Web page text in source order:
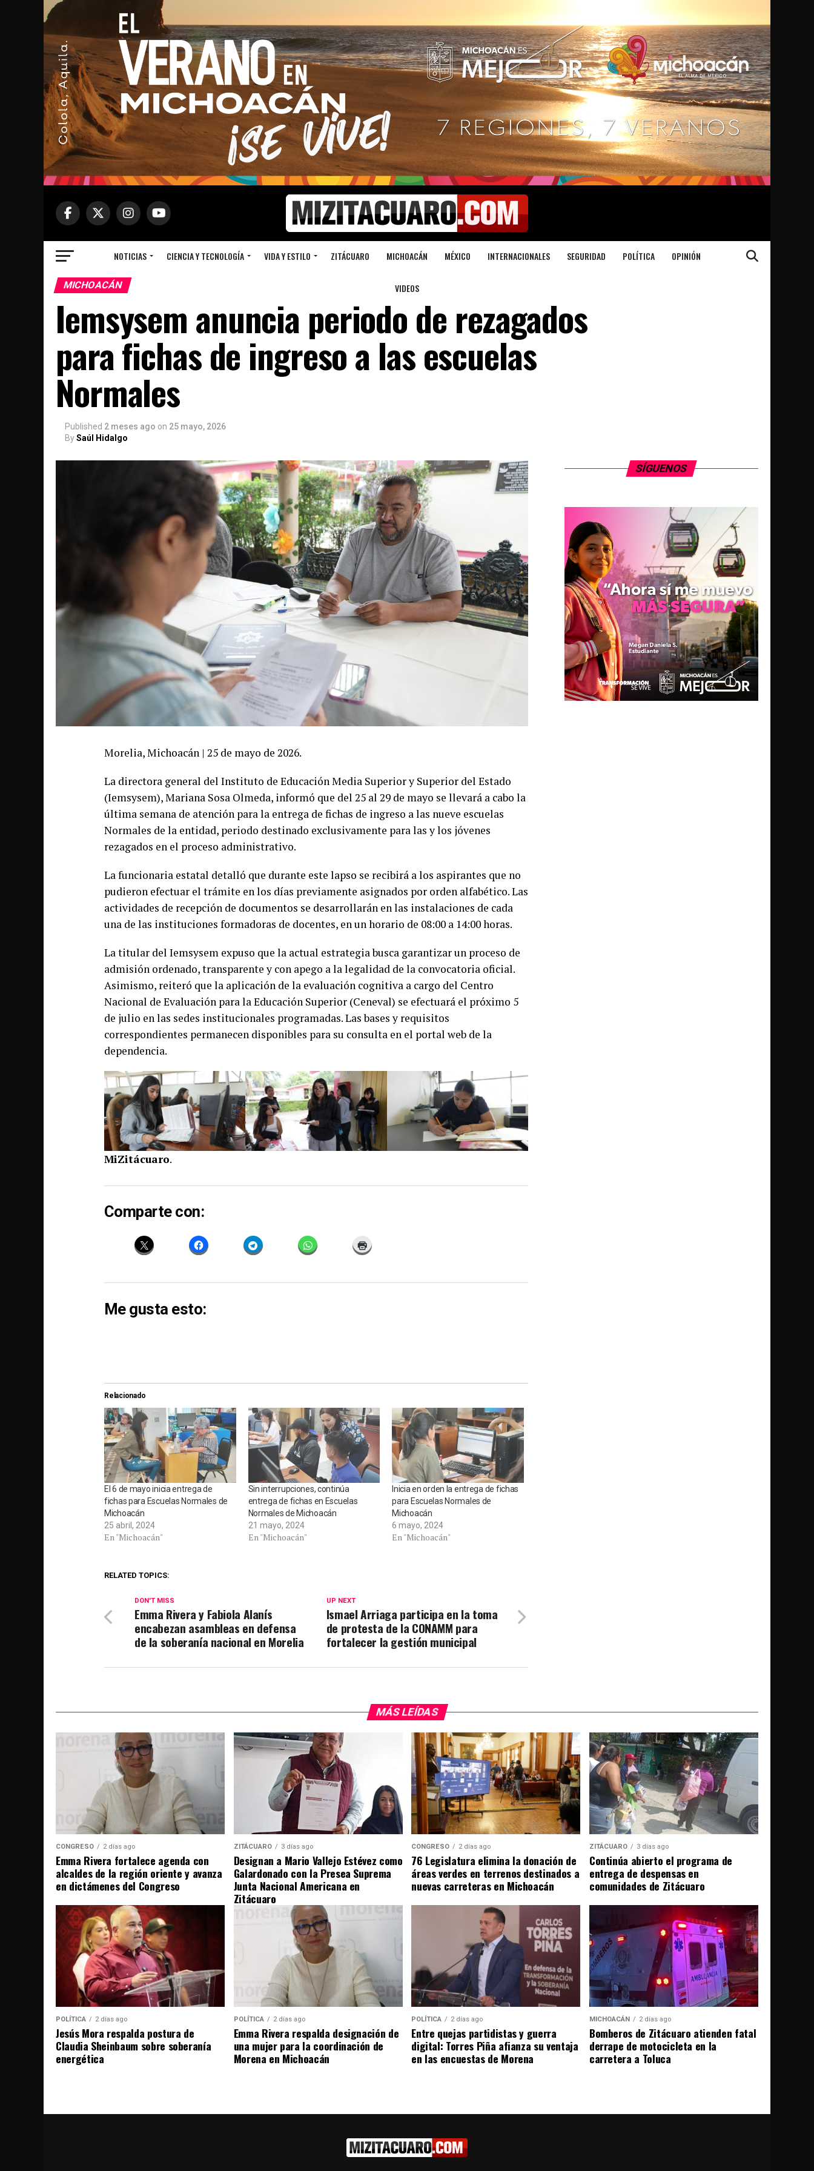
NOTICIAS CIENCIA Y TECNOLOGÍA VIDA Y ESTILO ZITÁCUARO MICHOACÁN MÉXICO INTERNACIONALES SEGURIDAD POLÍTICA OPINIÓN
VIDEOS
MICHOACÁN
Iemsysem anuncia periodo de rezagados
para fichas de ingreso a las escuelas
Normales
Published 2 meses ago on 25 mayo, 2026
BySaúl Hidalgo
Morelia, Michoacán | 25 de mayo de 2026.
La directora general del Instituto de Educación Media Superior y Superior del Estado
(Iemsysem), Mariana Sosa Olmeda, informó que del 25 al 29 de mayo se llevará a cabo la
última semana de atención para la entrega de fichas de ingreso a las nueve escuelas
Normales de la entidad, periodo destinado exclusivamente para las y los jóvenes
rezagados en el proceso administrativo.
La funcionaria estatal detalló que durante este lapso se recibirá a los aspirantes que no
pudieron efectuar el trámite en los días previamente asignados por orden alfabético. Las
actividades de recepción de documentos se desarrollarán en las instalaciones de cada
una de las instituciones formadoras de docentes, en un horario de 08:00 a 14:00 horas.
La titular del Iemsysem expuso que la actual estrategia busca garantizar un proceso de
admisión ordenado, transparente y con apego a la legalidad de la convocatoria oficial.
Asimismo, reiteró que la aplicación de la evaluación cognitiva a cargo del Centro
Nacional de Evaluación para la Educación Superior (Ceneval) se efectuará el próximo 5
de julio en las sedes institucionales programadas. Las bases y requisitos
correspondientes permanecen disponibles para su consulta en el portal web de la
dependencia.
MiZitácuaro.
Comparte con:
Me gusta esto:
Relacionado
El 6 de mayo inicia entrega de
fichas para Escuelas Normales de
Michoacán
25 abril, 2024
En "Michoacán"
Sin interrupciones, continúa
entrega de fichas en Escuelas
Normales de Michoacán
21 mayo, 2024
En "Michoacán"
Inicia en orden la entrega de fichas
para Escuelas Normales de
Michoacán
6 mayo, 2024
En "Michoacán"
RELATED TOPICS:
UP NEXT
Ismael Arriaga participa en la toma
de protesta de la CONAMM para
fortalecer la gestión municipal
DON'T MISS
Emma Rivera y Fabiola Alanís
encabezan asambleas en defensa
de la soberanía nacional en Morelia
SÍGUENOS
MÁS LEÍDAS
CONGRESO 2 días ago
Emma Rivera fortalece agenda con
alcaldes de la región oriente y avanza
en dictámenes del Congreso
ZITÁCUARO 3 días ago
Designan a Mario Vallejo Estévez como
Galardonado con la Presea Suprema
Junta Nacional Americana en
Zitácuaro
CONGRESO 2 días ago
76 Legislatura elimina la donación de
áreas verdes en terrenos destinados a
nuevas carreteras en Michoacán
ZITÁCUARO 3 días ago
Continúa abierto el programa de
entrega de despensas en
comunidades de Zitácuaro
POLÍTICA 2 días ago
Jesús Mora respalda postura de
Claudia Sheinbaum sobre soberanía
energética
POLÍTICA 2 días ago
Emma Rivera respalda designación de
una mujer para la coordinación de
Morena en Michoacán
POLÍTICA 2 días ago
Entre quejas partidistas y guerra
digital: Torres Piña afianza su ventaja
en las encuestas de Morena
MICHOACÁN 2 días ago
Bomberos de Zitácuaro atienden fatal
derrape de motocicleta en la
carretera a Toluca